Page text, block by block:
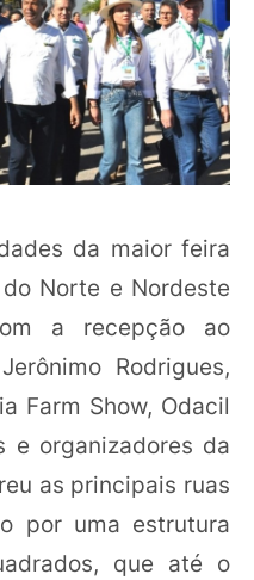
da maior feira
Norte e Nordeste
a recepção ao
Rodrigues,
Farm Show, Odacil
e organizadores da
as principais ruas
por uma estrutura
que até o